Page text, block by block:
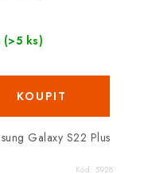
(>5 ks)
Galaxy S22 Plus
Kód: 5928